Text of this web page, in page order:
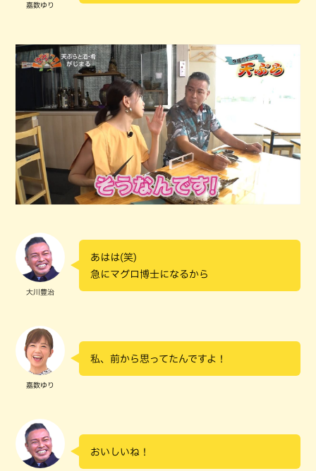
嘉数ゆり
大川豊治
あはは(笑)
急にマグロ博士になるから
嘉数ゆり
私、前から思ってたんですよ！
おいしいね！